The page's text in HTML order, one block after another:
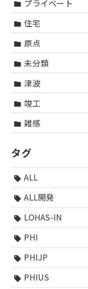
folder プライベート
folder 住宅
folder 原点
folder 未分類
folder 津波
folder 竣工
folder 雑感
タグ
sell ALL
sell ALL開発
sell LOHAS-IN
sell PHI
sell PHIJP
sell PHIUS